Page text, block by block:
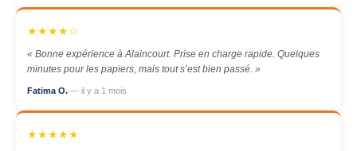
★★★★☆
« Bonne expérience à Alaincourt. Prise en charge rapide. Quelques
minutes pour les papiers, mais tout s’est bien passé. »
Fatima O. — il y a 1 mois
★★★★★